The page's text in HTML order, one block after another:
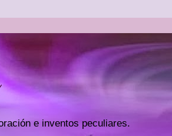
e inventos peculiares.